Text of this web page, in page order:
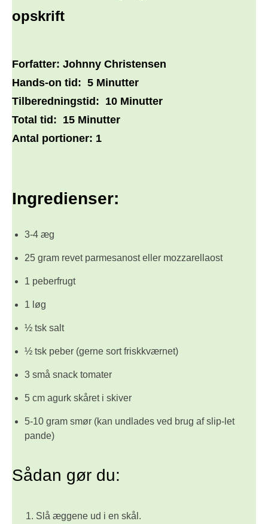
opskrift
Forfatter: Johnny Christensen
Hands-on tid: 5 Minutter
Tilberedningstid: 10 Minutter
Total tid: 15 Minutter
Antal portioner: 1
Ingredienser:
3-4 æg
25 gram revet parmesanost eller mozzarellaost
1 peberfrugt
1 løg
½ tsk salt
½ tsk peber (gerne sort friskkværnet)
3 små snack tomater
5 cm agurk skåret i skiver
5-10 gram smør (kan undlades ved brug af slip-let
pande)
Sådan gør du:
Slå æggene ud i en skål.